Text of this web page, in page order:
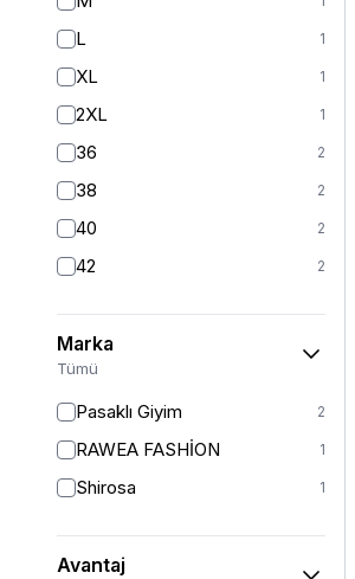
Mont
Kız Çocuk Elbise
Kız Çocuk Giyim
Panço
Kaban
Tam Kapalı Mayo
Yarım Kapalı Mayo
Kız Çocuk Etek
L 1
XL 1
2XL 1
36 2
38 2
40 2
42 2
Marka
Tümü
Pasaklı Giyim 2
RAWEA FASHİON 1
Shirosa 1
Avantaj